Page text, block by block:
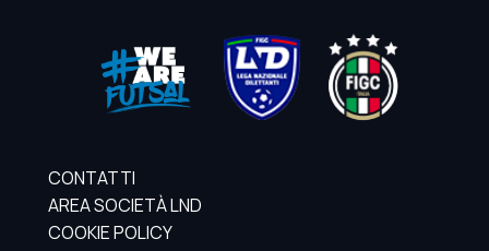
CONTATTI
AREA SOCIETÀ LND
COOKIE POLICY